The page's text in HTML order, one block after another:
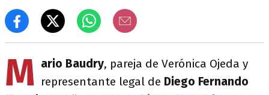
M ario Baudry, pareja de Verónica Ojeda y
representante legal de Diego Fernando